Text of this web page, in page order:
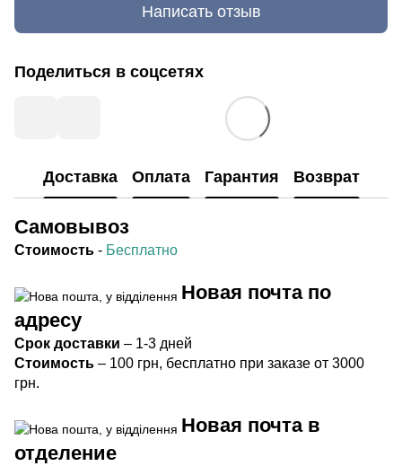
Написать отзыв
Поделиться в соцсетях
Доставка Оплата Гарантия Возврат
Самовывоз
Стоимость - Бесплатно
Новая почта по
адресу
Срок доставки – 1-3 дней
Стоимость – 100 грн, бесплатно при заказе от 3000
грн.
Новая почта в
отделение